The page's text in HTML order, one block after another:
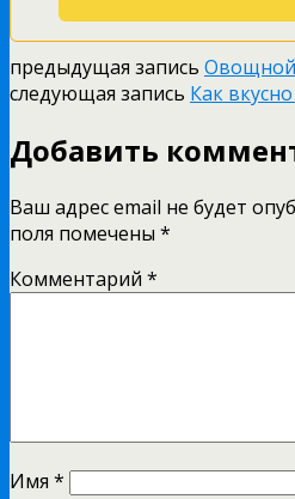
предыдущая запись Овощной
следующая запись Как
Добавить
Ваш адрес email не будет
поля помечены *
Комментарий *
Имя *